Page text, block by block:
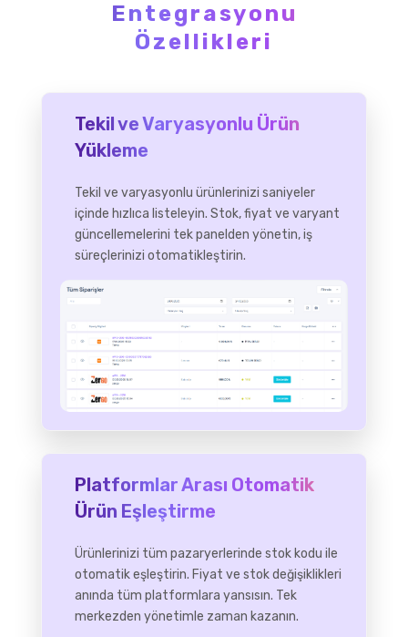
Entegrasyonu
Özellikleri
Tekil ve Varyasyonlu Ürün
Yükleme
Tekil ve varyasyonlu ürünlerinizi saniyeler
içinde hızlıca listeleyin. Stok, fiyat ve varyant
güncellemelerini tek panelden yönetin, iş
süreçlerinizi otomatikleştirin.
Platformlar Arası Otomatik
Ürün Eşleştirme
Ürünlerinizi tüm pazaryerlerinde stok kodu ile
otomatik eşleştirin. Fiyat ve stok değişiklikleri
anında tüm platformlara yansısın. Tek
merkezden yönetimle zaman kazanın.